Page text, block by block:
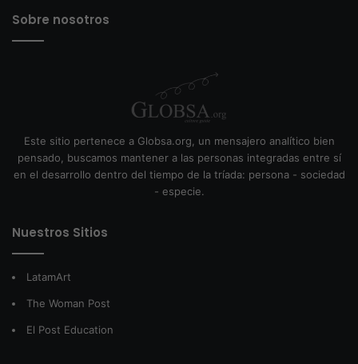
Sobre nosotros
Este sitio pertenece a Globsa.org, un mensajero analítico bien
pensado, buscamos mantener a las personas integradas entre sí
en el desarrollo dentro del tiempo de la tríada: persona - sociedad
- especie.
Nuestros Sitios
LatamArt
The Woman Post
El Post Education